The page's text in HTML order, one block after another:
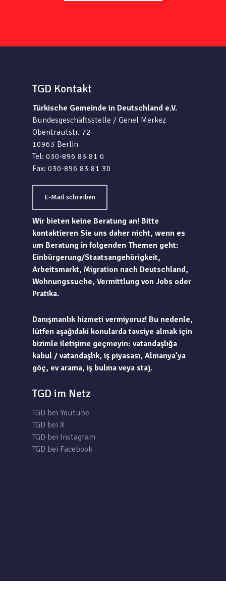
TGD Kontakt
Türkische Gemeinde in Deutschland e.V.
Bundesgeschäftsstelle / Genel Merkez
Obentrautstr. 72
10963 Berlin
Tel: 030-896 83 81 0
Fax: 030-896 83 81 30
E-Mail schreiben
Wir bieten keine Beratung an! Bitte
kontaktieren Sie uns daher nicht, wenn es
um Beratung in folgenden Themen geht:
Einbürgerung/Staatsangehörigkeit,
Arbeitsmarkt, Migration nach Deutschland,
Wohnungssuche, Vermittlung von Jobs oder
Pratika.
Danışmanlık hizmeti vermiyoruz! Bu nedenle,
lütfen aşağıdaki konularda tavsiye almak için
bizimle iletişime geçmeyin: vatandaşlığa
kabul / vatandaşlık, iş piyasası, Almanya’ya
göç, ev arama, iş bulma veya staj.
TGD im Netz
TGD bei Youtube
TGD bei X
TGD bei Instagram
TGD bei Facebook